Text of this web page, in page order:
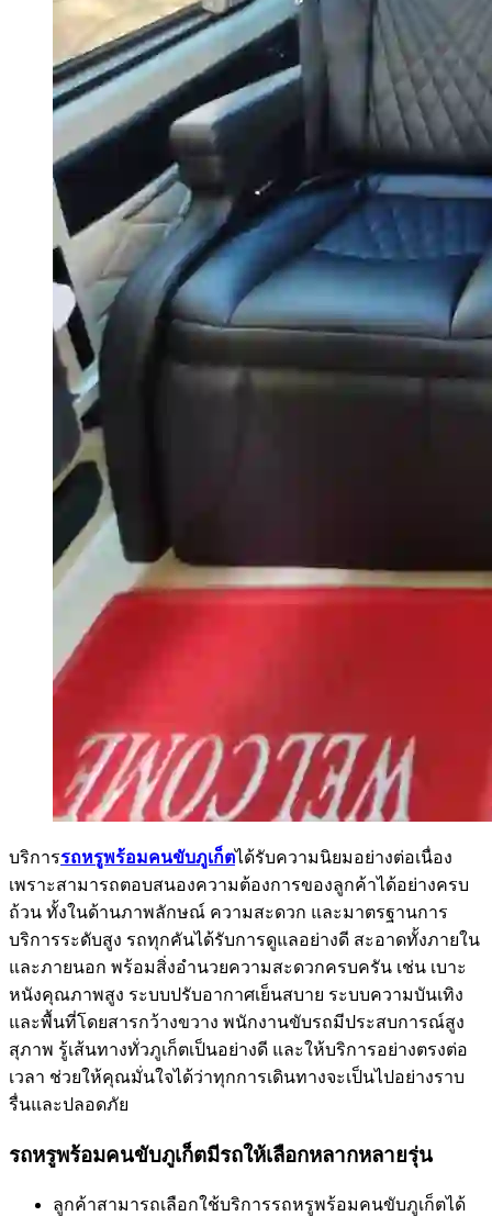
บริการรถหรูพร้อมคนขับภูเก็ตได้รับความนิยมอย่างต่อเนื่อง
เพราะสามารถตอบสนองความต้องการของลูกค้าได้อย่างครบ
ถ้วน ทั้งในด้านภาพลักษณ์ ความสะดวก และมาตรฐานการ
บริการระดับสูง รถทุกคันได้รับการดูแลอย่างดี สะอาดทั้งภายใน
และภายนอก พร้อมสิ่งอำนวยความสะดวกครบครัน เช่น เบาะ
หนังคุณภาพสูง ระบบปรับอากาศเย็นสบาย ระบบความบันเทิง
และพื้นที่โดยสารกว้างขวาง พนักงานขับรถมีประสบการณ์สูง
สุภาพ รู้เส้นทางทั่วภูเก็ตเป็นอย่างดี และให้บริการอย่างตรงต่อ
เวลา ช่วยให้คุณมั่นใจได้ว่าทุกการเดินทางจะเป็นไปอย่างราบ
รื่นและปลอดภัย
รถหรูพร้อมคนขับภูเก็ตมีรถให้เลือกหลากหลายรุ่น
ลูกค้าสามารถเลือกใช้บริการรถหรูพร้อมคนขับภูเก็ตได้